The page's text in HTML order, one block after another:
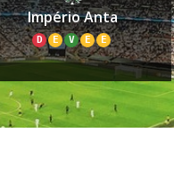
Império Anta
D E V E E